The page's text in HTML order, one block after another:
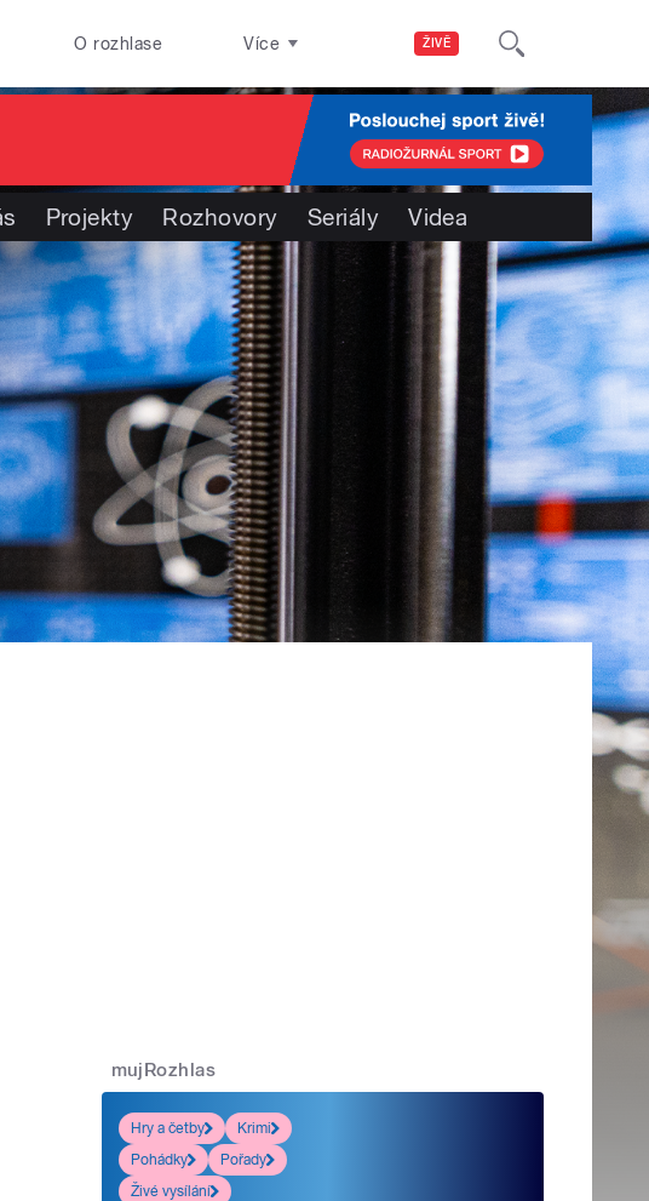
ŽIVĚ
O rozhlase Více
Projekty Rozhovory Seriály Videa
mujRozhlas
Hry a četby
Krimi
Pohádky
Pořady
Živé vysílání